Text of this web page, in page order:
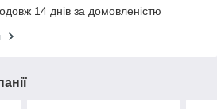
14 днів за домовленістю